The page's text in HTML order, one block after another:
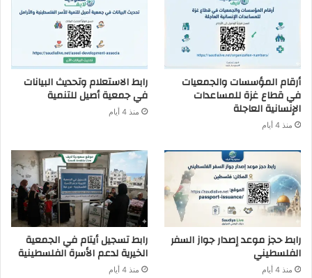
أرقام المؤسسات والجمعيات
في قطاع غزة للمساعدات
الإنسانية العاجلة
منذ 4 أيام
رابط الاستعلام وتحديث البيانات
في جمعية أصيل للتنمية
منذ 4 أيام
رابط حجز موعد إصدار جواز السفر
الفلسطيني
منذ 4 أيام
رابط تسجيل أيتام في الجمعية
الخيرية لدعم الأسرة الفلسطينية
منذ 4 أيام